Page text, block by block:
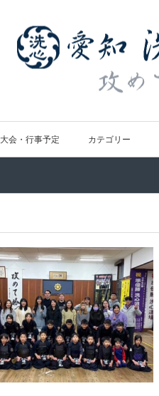
大会・行事予定 カテゴリー